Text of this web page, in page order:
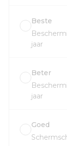
Beste
jaar
Beter
jaar
Goed